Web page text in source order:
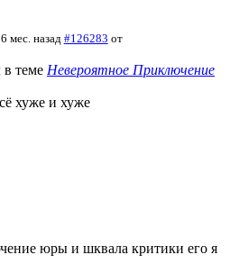
мес. назад #126283 от
в теме Невероятное Приключение
хуже и хуже
юры и шквала критики его я